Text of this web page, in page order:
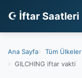
☪ İftar Saatleri
Ana Sayfa Tüm Ülkeler
GILCHING iftar vakti